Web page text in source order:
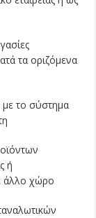
τα οριζόμενα
με το σύστημα
ή
άλλο χώρο